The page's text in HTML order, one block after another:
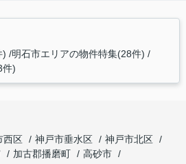
) 明石市エリアの物件特集(28件)
件)
西区 神戸市垂水区
神戸市北区
加古郡播磨町
高砂市